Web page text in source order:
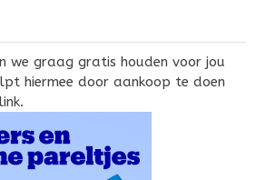
we graag gratis houden voor jou
hiermee door aankoop te doen